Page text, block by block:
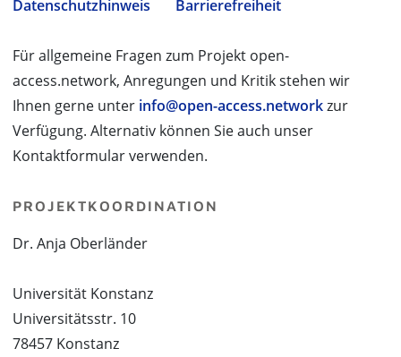
Datenschutzhinweis
Barrierefreiheit
Für allgemeine Fragen zum Projekt open-
access.network, Anregungen und Kritik stehen wir
Ihnen gerne unter info@open-access.networkzur
Verfügung. Alternativ können Sie auch unser
Kontaktformular verwenden.
PROJEKTKOORDINATION
Dr. Anja Oberländer
Universität Konstanz
Universitätsstr. 10
78457 Konstanz